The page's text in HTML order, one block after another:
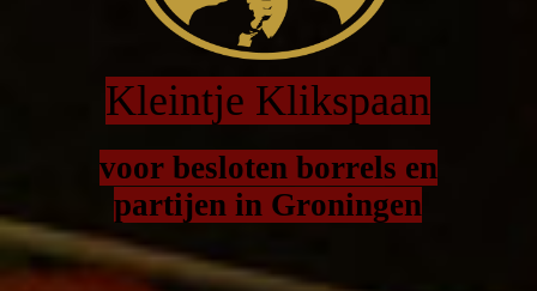
Kleintje Klikspaan
voor besloten borrels en
partijen in Groningen